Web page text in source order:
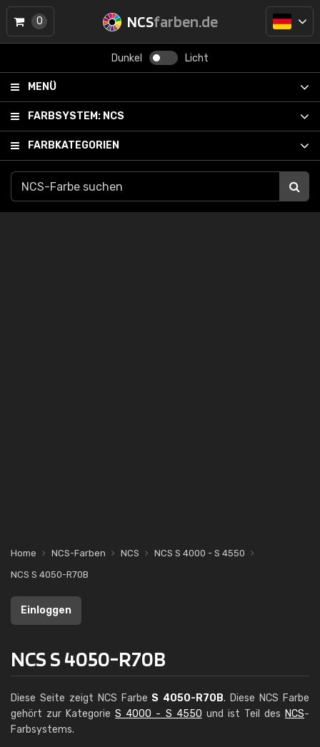
NCSfarben.de
Dunkel Licht
MENÜ
FARBSYSTEM: NCS
FARBKATEGORIEN
0
Home NCS-Farben NCS
NCS S 4000 - S 4550
NCS S 4050-R70B
Einloggen
NCS S 4050-R70B
Diese Seite zeigt NCS Farbe S 4050-R70B. Diese NCS Farbe
gehört zur KategorieS 4000 - S 4550 und ist Teil des NCS-
Farbsystems.